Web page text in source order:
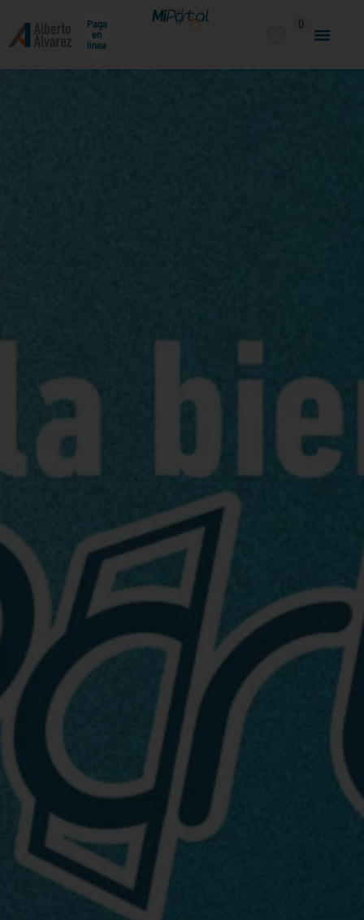
Paga
en
línea
0